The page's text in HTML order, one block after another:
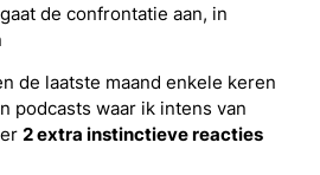
de confrontatie aan, in
de laatste maand enkele keren
podcasts waar ik intens van
2 extra instinctieve reacties